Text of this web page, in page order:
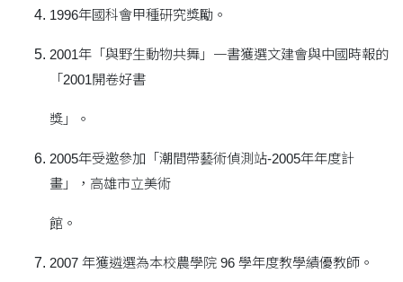
1996年國科會甲種研究獎勵。
2001年「與野生動物共舞」一書獲選文建會與中國時報的
「2001開卷好書
獎」。
2005年受邀參加「潮間帶藝術偵測站-2005年年度計
畫」，高雄市立美術
館。
2007 年獲遴選為本校農學院 96 學年度教學績優教師。